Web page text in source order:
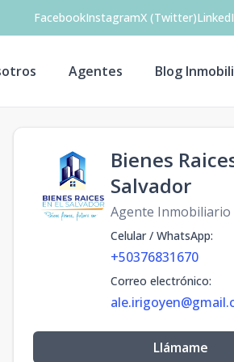
FacebookInstagramX (Twitter)
Agentes Blog
Bienes
Salvador
Agente Inmobiliario
Celular / WhatsApp:
+50376831670
Correo electrónico:
Llámame